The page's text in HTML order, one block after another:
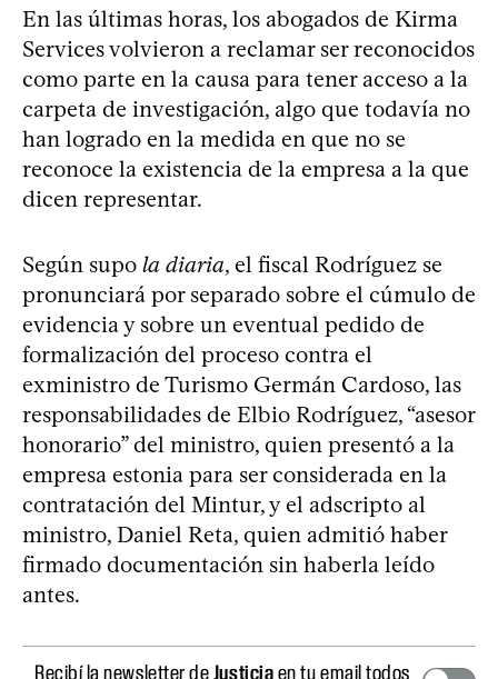
En las últimas horas, los abogados de Kirma
Services volvieron a reclamar ser reconocidos
como parte en la causa para tener acceso a la
carpeta de investigación, algo que todavía no
han logrado en la medida en que no se
reconoce la existencia de la empresa a la que
dicen representar.
Según supo la diaria, el fiscal Rodríguez se
pronunciará por separado sobre el cúmulo de
evidencia y sobre un eventual pedido de
formalización del proceso contra el
exministro de Turismo Germán Cardoso, las
responsabilidades de Elbio Rodríguez, “asesor
honorario” del ministro, quien presentó a la
empresa estonia para ser considerada en la
contratación del Mintur, y el adscripto al
ministro, Daniel Reta, quien admitió haber
firmado documentación sin haberla leído
antes.
Recibí la newsletter deJusticiaen tu email todos